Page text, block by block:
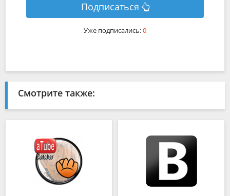
Подписаться
Уже подписались:0
Смотрите также: